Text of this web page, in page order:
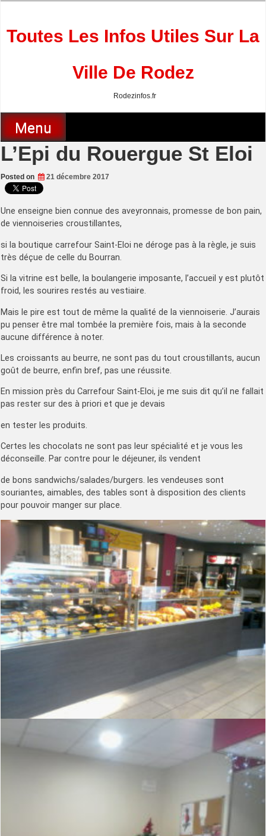
Toutes Les Infos Utiles Sur La
Ville De Rodez
Rodezinfos.fr
Menu
L’Epi du Rouergue St Eloi
Posted on 21 décembre 2017
Une enseigne bien connue des aveyronnais, promesse de bon pain,
de viennoiseries croustillantes,
si la boutique carrefour Saint-Eloi ne déroge pas à la règle, je suis
très déçue de celle du Bourran.
Si la vitrine est belle, la boulangerie imposante, l’accueil y est plutôt
froid, les sourires restés au vestiaire.
Mais le pire est tout de même la qualité de la viennoiserie. J’aurais
pu penser être mal tombée la première fois, mais à la seconde
aucune différence à noter.
Les croissants au beurre, ne sont pas du tout croustillants, aucun
goût de beurre, enfin bref, pas une réussite.
En mission près du Carrefour Saint-Eloi, je me suis dit qu’il ne fallait
pas rester sur des à priori et que je devais
en tester les produits.
Certes les chocolats ne sont pas leur spécialité et je vous les
déconseille. Par contre pour le déjeuner, ils vendent
de bons sandwichs/salades/burgers. les vendeuses sont
souriantes, aimables, des tables sont à disposition des clients
pour pouvoir manger sur place.